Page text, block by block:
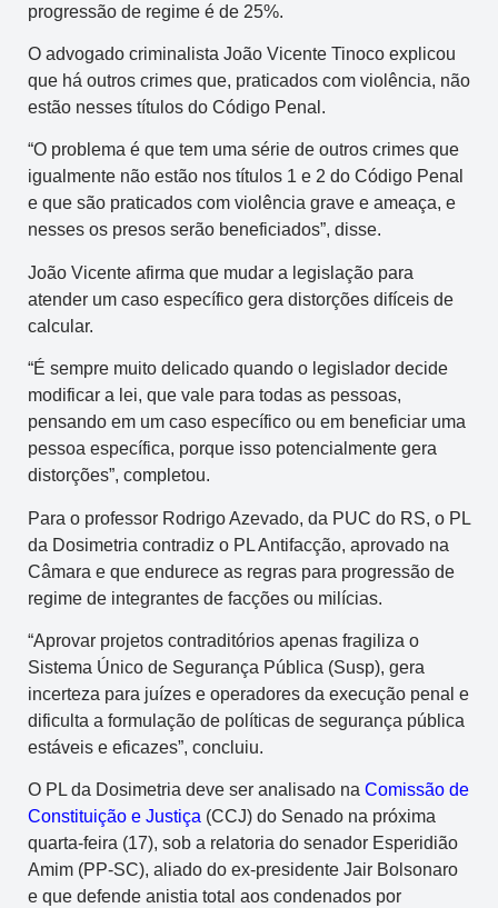
progressão de regime é de 25%.
O advogado criminalista João Vicente Tinoco explicou
que há outros crimes que, praticados com violência, não
estão nesses títulos do Código Penal.
“O problema é que tem uma série de outros crimes que
igualmente não estão nos títulos 1 e 2 do Código Penal
e que são praticados com violência grave e ameaça, e
nesses os presos serão beneficiados”, disse.
João Vicente afirma que mudar a legislação para
atender um caso específico gera distorções difíceis de
calcular.
“É sempre muito delicado quando o legislador decide
modificar a lei, que vale para todas as pessoas,
pensando em um caso específico ou em beneficiar uma
pessoa específica, porque isso potencialmente gera
distorções”, completou.
Para o professor Rodrigo Azevado, da PUC do RS, o PL
da Dosimetria contradiz o PL Antifacção, aprovado na
Câmara e que endurece as regras para progressão de
regime de integrantes de facções ou milícias.
“Aprovar projetos contraditórios apenas fragiliza o
Sistema Único de Segurança Pública (Susp), gera
incerteza para juízes e operadores da execução penal e
dificulta a formulação de políticas de segurança pública
estáveis e eficazes”, concluiu.
O PL da Dosimetria deve ser analisado na Comissão de
Constituição e Justiça (CCJ) do Senado na próxima
quarta-feira (17), sob a relatoria do senador Esperidião
Amim (PP-SC), aliado do ex-presidente Jair Bolsonaro
e que defende anistia total aos condenados por